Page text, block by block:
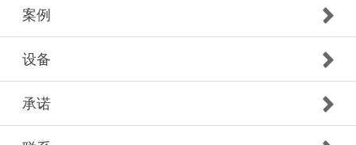
案例
设备
承诺